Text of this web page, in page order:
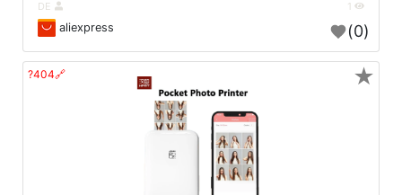
aliexpress (0)
🔗404? ★